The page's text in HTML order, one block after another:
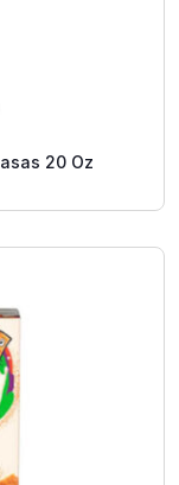
20 Oz